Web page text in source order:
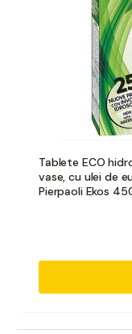
Tablete ECO
vase, cu ulei de
Pierpaoli Ekos